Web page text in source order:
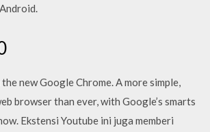
new Google Chrome. A more simple,
browser than ever, with Google’s smarts
Ekstensi Youtube ini juga memberi